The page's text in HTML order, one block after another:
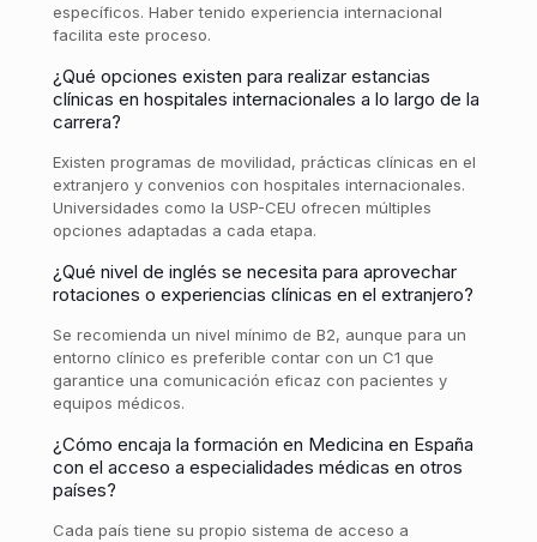
específicos. Haber tenido experiencia internacional
facilita este proceso.
¿Qué opciones existen para realizar estancias
clínicas en hospitales internacionales a lo largo de la
carrera?
Existen programas de movilidad, prácticas clínicas en el
extranjero y convenios con hospitales internacionales.
Universidades como la USP-CEU ofrecen múltiples
opciones adaptadas a cada etapa.
¿Qué nivel de inglés se necesita para aprovechar
rotaciones o experiencias clínicas en el extranjero?
Se recomienda un nivel mínimo de B2, aunque para un
entorno clínico es preferible contar con un C1 que
garantice una comunicación eficaz con pacientes y
equipos médicos.
¿Cómo encaja la formación en Medicina en España
con el acceso a especialidades médicas en otros
países?
Cada país tiene su propio sistema de acceso a